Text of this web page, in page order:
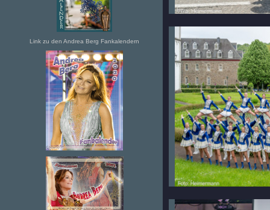
Link zu den Andrea Berg Fankalendern